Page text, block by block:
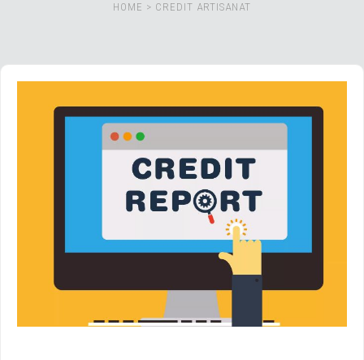
HOME > CREDIT ARTISANAT